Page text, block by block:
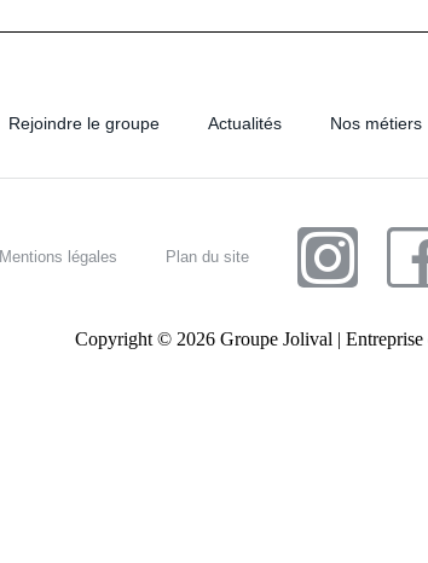
Rejoindre le groupe Actualités Nos métiers
Mentions légales Plan du site
Copyright © 2026 Groupe Jolival | Entreprise